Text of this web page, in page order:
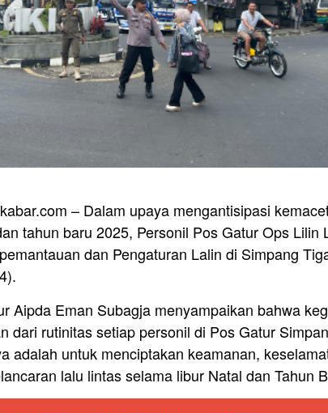
– Dalam upaya mengantisipasi
tahun baru 2025, Personil Pos Gatur Ops Lilin
dan Pengaturan Lalin di Simpang
Aipda Eman Subagja menyampaikan bahwa
dari rutinitas setiap personil di Pos Gatur
adalah untuk menciptakan keamanan,
lalu lintas selama libur Natal dan Tahun